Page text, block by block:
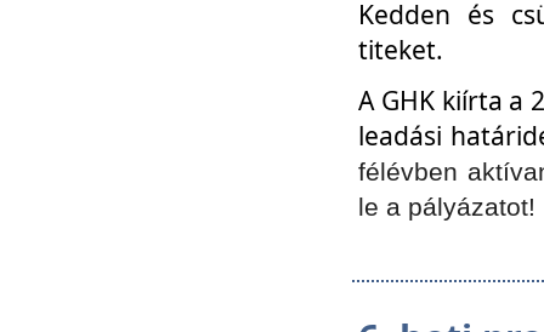
Kedden és
titeket.
A GHK kiírta a
leadási
félévben
le a pályázatot!